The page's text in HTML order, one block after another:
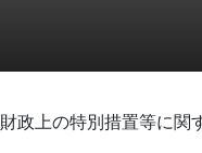
政上の特別措置等に関